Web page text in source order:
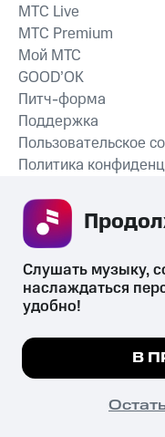
MTС Live
MTС Premium
Мой МТС
GOOD’OK
Питч-форма
Поддержка
Пользовательское
Политика
психотропных веществ,
их незаконный оборот
законодательством
© 2026 ООО «КИОН».
Все права защищены
Мы используем
Слушать музыку,
наслаждаться
удобно!
В